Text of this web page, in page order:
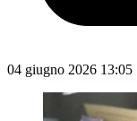
04 giugno 2026 13:05